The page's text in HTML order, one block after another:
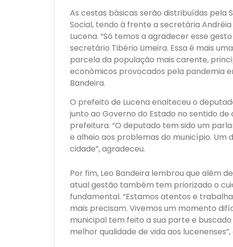
As cestas básicas serão distribuídas pela
Social, tendo à frente a secretária
Lucena. “Só temos a agradecer esse
secretário Tibério Limeira. Essa é mais
parcela da população mais carente,
econômicos provocados pela pandemia
Bandeira.
O prefeito de Lucena enalteceu o
junto ao Governo do Estado no sentido
prefeitura. “O deputado tem sido um
e alheio aos problemas do município.
cidade”, agradeceu.
Por fim, Leo Bandeira lembrou que além
atual gestão também tem priorizado o
fundamental. “Estamos atentos e
mais precisam. Vivemos um momento
municipal tem feito a sua parte e
melhor qualidade de vida aos